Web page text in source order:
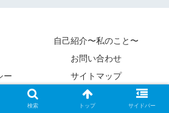
自己紹介〜私のこと〜
お問い合わせ
ー
サイトマップ
ントクパパ All Rights Reserved.
検索 トップ サイドバー